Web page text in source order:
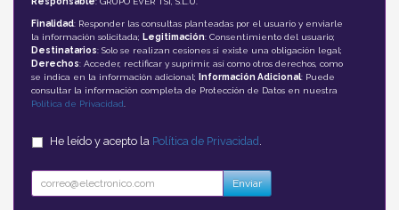
Finalidad: Responder las consultas planteadas por el usuario y enviarle
la información solicitada; Legitimación: Consentimiento del usuario;
Destinatarios: Solo se realizan cesiones si existe una obligación legal;
Derechos: Acceder, rectificar y suprimir, así como otros derechos, como
se indica en la información adicional;
Información Adicional: Puede
consultar la información completa de Protección de Datos en nuestra
Política de Privacidad
He leído y acepto la Política de Privacidad .
Enviar